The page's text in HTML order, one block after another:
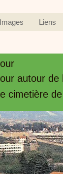
Images Liens
autour de
cimetière